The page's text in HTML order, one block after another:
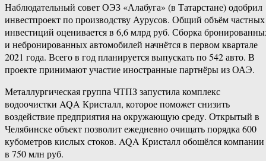
Наблюдательный совет ОЭЗ «Алабуга» (в Татарстане) одобрил
инвестпроект по производству Аурусов. Общий объём частных
инвестиций оценивается в 6,6 млрд руб. Сборка
и небронированных автомобилей начнётся в первом квартале
2021 года. Всего в год планируется выпускать по 542 авто. В
проекте принимают участие иностранные партнёры из ОАЭ.
Металлургическая группа ЧТПЗ запустила комплекс
водоочистки AQA Кристалл, которое поможет снизить
воздействие предприятия на окружающую среду. Открытый в
Челябинске объект позволит ежедневно очищать порядка 600
кубометров кислых стоков. AQA Кристалл обошёлся компании
в 750 млн руб.